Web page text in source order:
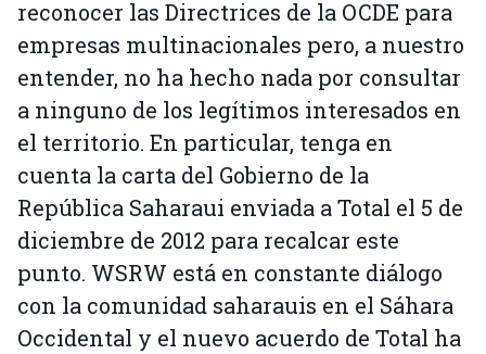
reconocer las Directrices de la OCDE para
empresas multinacionales pero, a nuestro
entender, no ha hecho nada por consultar
a ninguno de los legítimos interesados en
el territorio. En particular, tenga en
cuenta la carta del Gobierno de la
República Saharaui enviada a Total el 5 de
diciembre de 2012 para recalcar este
punto. WSRW está en constante diálogo
con la comunidad saharauis en el Sáhara
Occidental y el nuevo acuerdo de Total ha